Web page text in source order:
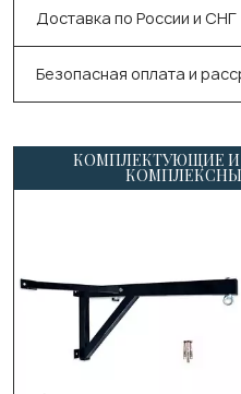
Доставка по России и СНГ
Безопасная оплата и
КОМПЛЕКТУЮЩИЕ И